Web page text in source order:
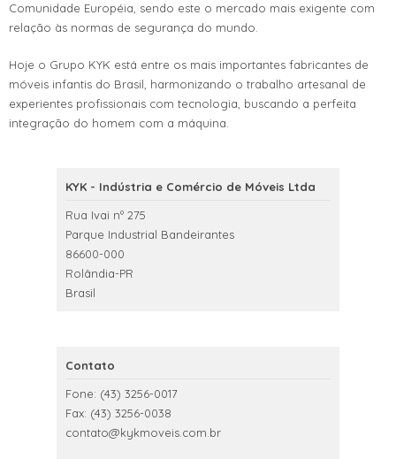
Comunidade Européia, sendo este o mercado mais exigente com
relação às normas de segurança do mundo.
Hoje o Grupo KYK está entre os mais importantes fabricantes de
móveis infantis do Brasil, harmonizando o trabalho artesanal de
experientes profissionais com tecnologia, buscando a perfeita
integração do homem com a máquina.
KYK - Indústria e Comércio de Móveis Ltda
Rua Ivai nº 275
Parque Industrial Bandeirantes
86600-000
Rolândia-PR
Brasil
Contato
Fone: (43) 3256-0017
Fax: (43) 3256-0038
contato@kykmoveis.com.br